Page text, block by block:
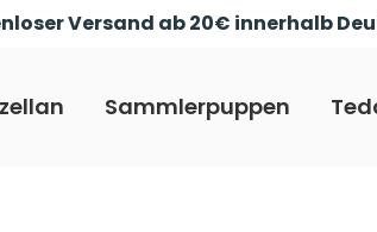
Versand ab 20€ innerhalb
Sammlerpuppen